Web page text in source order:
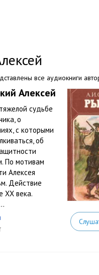
все аудиокниги
Алексей
судьбе
о
с которыми
об
По мотивам
Алексея
Действие
XX века.